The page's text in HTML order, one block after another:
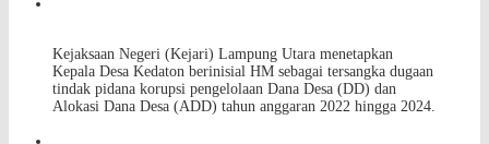
Kejaksaan Negeri (Kejari) Lampung Utara menetapkan
Kepala Desa Kedaton berinisial HM sebagai tersangka dugaan
tindak pidana korupsi pengelolaan Dana Desa (DD) dan
Alokasi Dana Desa (ADD) tahun anggaran 2022 hingga 2024.